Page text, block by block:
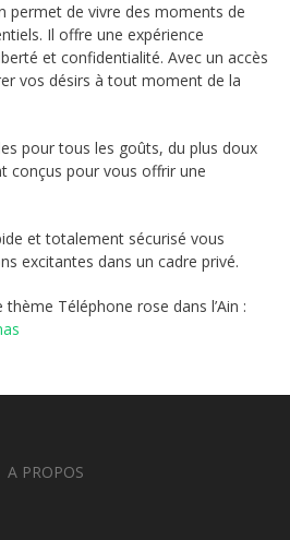
permet de vivre des moments de
Il offre une expérience
et confidentialité. Avec un accès
vos désirs à tout moment de la
pour tous les goûts, du plus doux
conçus pour vous offrir une
et totalement sécurisé vous
excitantes dans un cadre privé.
Téléphone rose dans l’Ain :
A PROPOS